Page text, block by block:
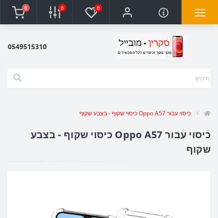
0
0
0
0549515310
כיסוי עבור Oppo A57 כיסוי שקוף - בצבע שקוף
כיסוי עבור Oppo A57 כיסוי שקוף - בצבע
שקוף